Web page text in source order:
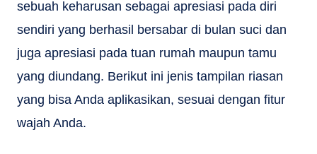
sebuah keharusan sebagai apresiasi pada diri
sendiri yang berhasil bersabar di bulan suci dan
juga apresiasi pada tuan rumah maupun tamu
yang diundang. Berikut ini jenis tampilan riasan
yang bisa Anda aplikasikan, sesuai dengan fitur
wajah Anda.